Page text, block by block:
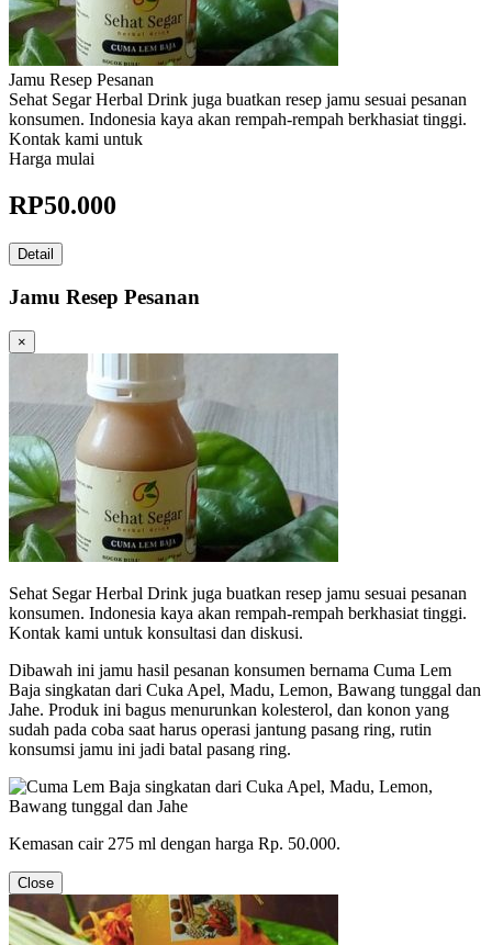
Jamu Resep Pesanan
Sehat Segar Herbal Drink juga buatkan resep jamu sesuai pesanan
konsumen. Indonesia kaya akan rempah-rempah berkhasiat tinggi.
Kontak kami untuk
Harga mulai
RP50.000
Detail
Jamu Resep Pesanan
×
Sehat Segar Herbal Drink juga buatkan resep jamu sesuai pesanan
konsumen. Indonesia kaya akan rempah-rempah berkhasiat tinggi.
Kontak kami untuk konsultasi dan diskusi.
Dibawah ini jamu hasil pesanan konsumen bernama Cuma Lem
Baja singkatan dari Cuka Apel, Madu, Lemon, Bawang tunggal dan
Jahe. Produk ini bagus menurunkan kolesterol, dan konon yang
sudah pada coba saat harus operasi jantung pasang ring, rutin
konsumsi jamu ini jadi batal pasang ring.
Kemasan cair 275 ml dengan harga Rp. 50.000.
Close